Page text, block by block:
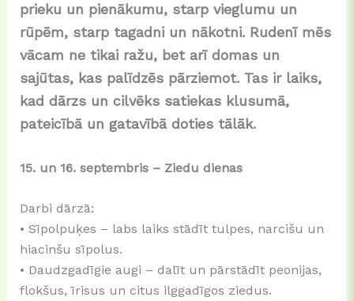
prieku un pienākumu, starp vieglumu un
rūpēm, starp tagadni un nākotni. Rudenī mēs
vācam ne tikai ražu, bet arī domas un
sajūtas, kas palīdzēs pārziemot. Tas ir laiks,
kad dārzs un cilvēks satiekas klusumā,
pateicībā un gatavībā doties tālāk.
15. un 16. septembris – Ziedu dienas
Darbi dārzā:
• Sīpolpuķes – labs laiks stādīt tulpes, narcišu un
hiacinšu sīpolus.
• Daudzgadīgie augi – dalīt un pārstādīt peonijas,
flokšus, īrisus un citus ilggadīgos ziedus.